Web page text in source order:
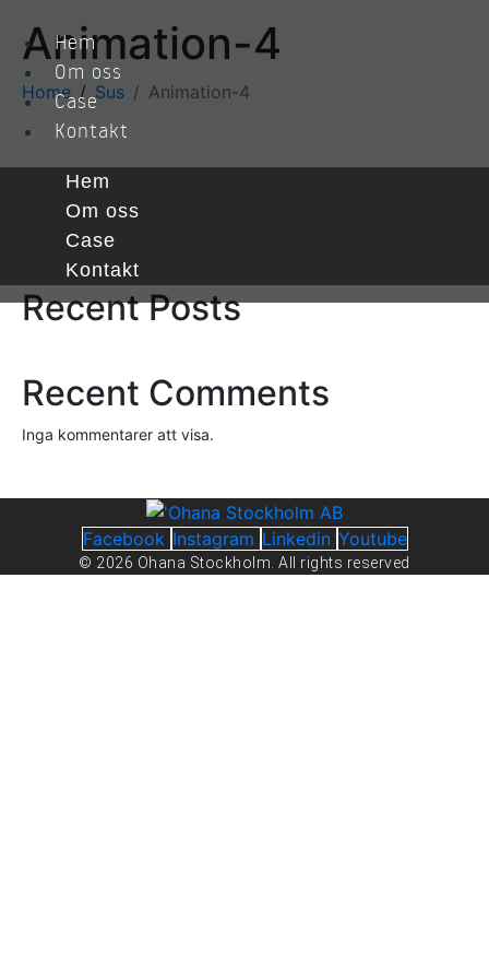
Hem
Om oss
Case
Kontakt
Hem
Om oss
Case
Kontakt
Animation-4
Home Sus Animation-4
Recent Posts
Recent Comments
Inga kommentarer att visa.
Facebook Instagram Linkedin Youtube
© 2026 Ohana Stockholm. All rights reserved